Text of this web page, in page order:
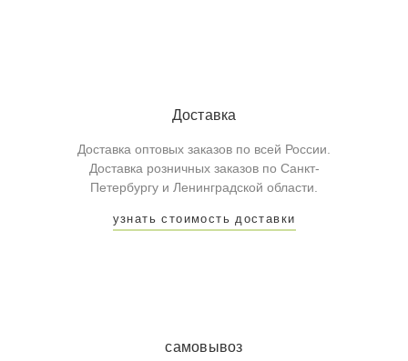
Доставка
Доставка оптовых заказов по всей России.
Доставка розничных заказов по Санкт-
Петербургу и Ленинградской области.
узнать стоимость доставки
самовывоз